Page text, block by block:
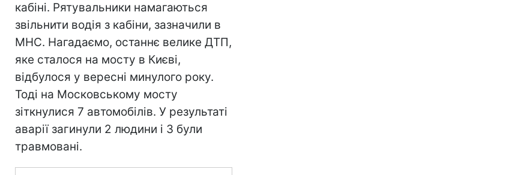
кабіні. Рятувальники намагаються
звільнити водія з кабіни, зазначили в
МНС. Нагадаємо, останнє велике ДТП,
яке сталося на мосту в Києві,
відбулося у вересні минулого року.
Тоді на Московському мосту
зіткнулися 7 автомобілів. У результаті
аварії загинули 2 людини і 3 були
травмовані.